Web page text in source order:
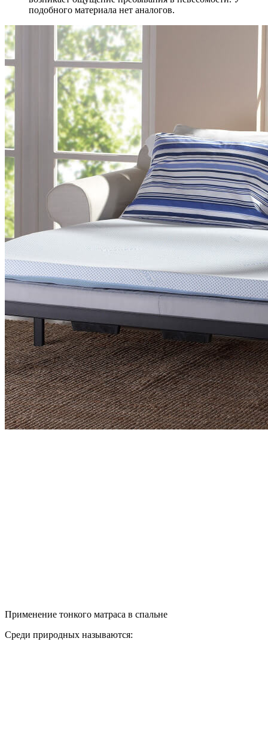
подобного материала нет аналогов.
Применение тонкого матраса в спальне
Среди природных называются: